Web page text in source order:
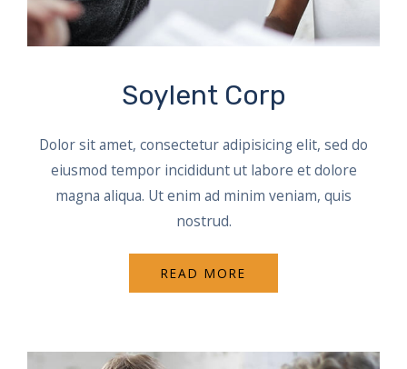
Soylent Corp
Dolor sit amet, consectetur adipisicing elit, sed do
eiusmod tempor incididunt ut labore et dolore
magna aliqua. Ut enim ad minim veniam, quis
nostrud.
READ MORE